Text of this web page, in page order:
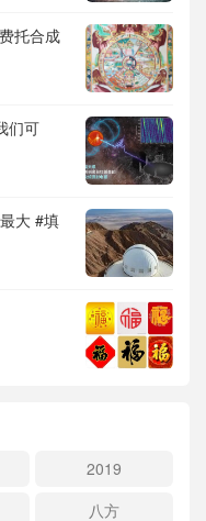
托合成
们可
大 #填
2019
八方